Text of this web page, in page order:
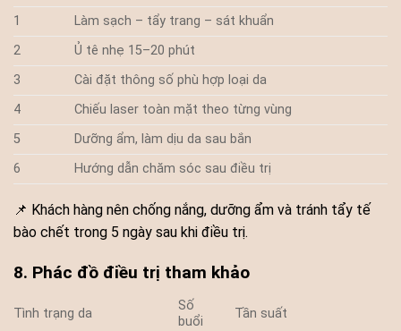
1
Làm sạch – tẩy trang – sát khuẩn
2
Ủ tê nhẹ 15–20 phút
3
Cài đặt thông số phù hợp loại da
4
Chiếu laser toàn mặt theo từng vùng
5
Dưỡng ẩm, làm dịu da sau bắn
6
Hướng dẫn chăm sóc sau điều trị
📌 Khách hàng nên chống nắng, dưỡng ẩm và tránh tẩy tế
bào chết trong 5 ngày sau khi điều trị.
8. Phác đồ điều trị tham khảo
Tình trạng da
Số
buổi
Tần suất